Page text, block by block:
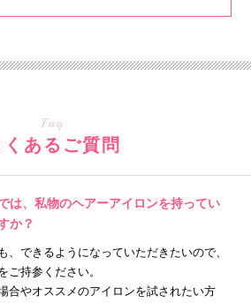
Faq
くあるご質問
は、私物のヘアーアイロンを持ってい
か？
、できるようになっていただきたいので、
ご持参ください。
合やオススメのアイロンを試されたい方